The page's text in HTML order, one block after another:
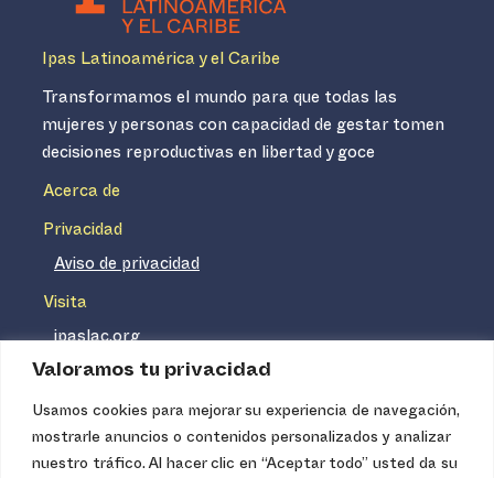
Valoramos tu privacidad
Usamos cookies para mejorar su experiencia de navegación,
mostrarle anuncios o contenidos personalizados y analizar
nuestro tráfico. Al hacer clic en “Aceptar todo” usted da su
Ipas Latinoamérica y el Caribe
Transformamos el mundo para que todas las
mujeres y personas con capacidad de gestar tomen
decisiones reproductivas en libertad y goce
Acerca de
Privacidad
Aviso de privacidad
Visita
ipaslac.org
ipasmexico.org
Ipas no es un distribuidor de insumos médicos. Nuestros
servicios se concentran, entre otros, en la difusión de